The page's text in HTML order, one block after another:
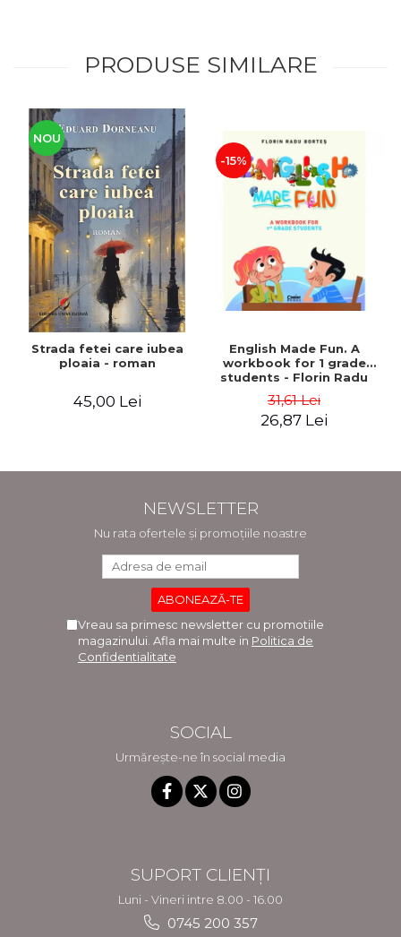
PRODUSE SIMILARE
NOU
Strada fetei care iubea
ploaia - roman
45,00 Lei
-15%
English Made Fun. A
workbook for 1 grade
students - Florin Radu
31,61 Lei
26,87 Lei
NEWSLETTER
Nu rata ofertele și promoțiile noastre
Vreau sa primesc newsletter cu promotiile
magazinului. Afla mai multe in Politica de
Confidentialitate
SOCIAL
Urmărește-ne în social media
SUPORT CLIENȚI
Luni - Vineri intre 8.00 - 16.00
0745 200 357